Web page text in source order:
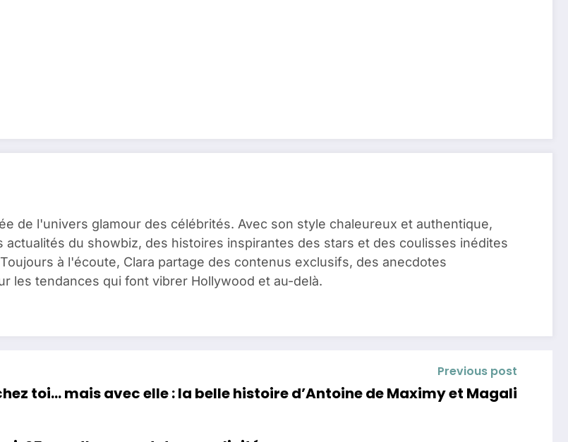
de l'univers glamour des célébrités. Avec son style chaleureux et authentique,
actualités du showbiz, des histoires inspirantes des stars et des coulisses inédites
à l'écoute, Clara partage des contenus exclusifs, des anecdotes
les tendances qui font vibrer Hollywood et au-delà.
Previous post
toi… mais avec elle : la belle histoire d’Antoine de Maximy et Magali